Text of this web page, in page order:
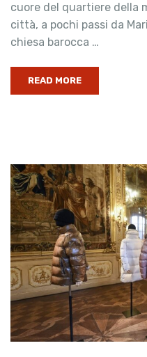
cuore del quartiere della
città, a pochi passi da
chiesa barocca …
READ MORE